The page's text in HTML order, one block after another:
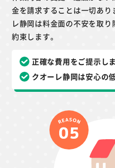
金を請求することは一切あ
レ静岡は料金面の不安を取
約束します。
正確な費用をご提示し
クオーレ静岡は安心の